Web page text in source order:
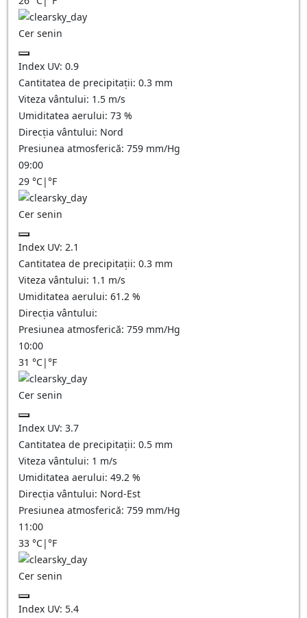
Cer senin
Index UV: 0.9
Cantitatea de precipitații: 0.3 mm
Viteza vântului: 1.5 m/s
Umiditatea aerului: 73 %
Direcția vântului: Nord
Presiunea atmosferică: 759 mm/Hg
09:00
29 °C|°F
Cer senin
Index UV: 2.1
Cantitatea de precipitații: 0.3 mm
Viteza vântului: 1.1 m/s
Umiditatea aerului: 61.2 %
Direcția vântului:
Presiunea atmosferică: 759 mm/Hg
10:00
31 °C|°F
Cer senin
Index UV: 3.7
Cantitatea de precipitații: 0.5 mm
Viteza vântului: 1 m/s
Umiditatea aerului: 49.2 %
Direcția vântului: Nord-Est
Presiunea atmosferică: 759 mm/Hg
11:00
33 °C|°F
Cer senin
Index UV: 5.4